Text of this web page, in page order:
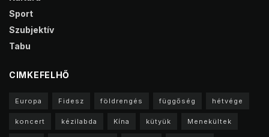
Sport
Szubjektív
Tabu
CIMKEFELHŐ
Europa Fidesz földrengés függőség hétvége
koncert kézilabda Kína kütyük Menekültek